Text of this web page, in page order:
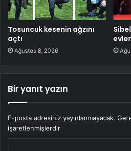
Tosuncuk kesenin ağzını
açtı
Ağustos 8, 2026
Bir yanıt yazın
E-posta adresiniz yayınlanmayacak.
işaretlenmişlerdir